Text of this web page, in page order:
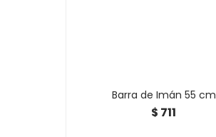
Barra de Imán 55 cm
$ 711